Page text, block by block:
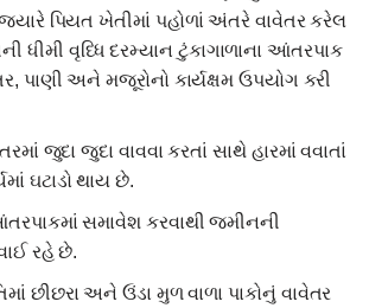
પિયત ખેતીમાં પહોળાં અંતરે વાવેતર કરેલ
ધીમી વૃધ્ધિ દરમ્યાન ટુંકાગાળાના આંતરપાક
પાણી અને મજૂરોનો કાર્યક્ષમ ઉપયોગ કરી
જુદા જુદા વાવવા કરતાં સાથે હારમાં વવાતાં
ઘટાડો થાય છે.
સમાવેશ કરવાથી જમીનની
રહે છે.
છીછરા અને ઉંડા મુળ વાળા પાકોનું વાવેતર